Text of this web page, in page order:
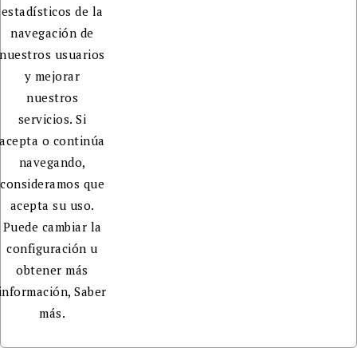
estadísticos de la
navegación de
nuestros usuarios
y mejorar
nuestros
servicios. Si
acepta o continúa
navegando,
consideramos que
acepta su uso.
Puede cambiar la
configuración u
obtener más
Saber
más.